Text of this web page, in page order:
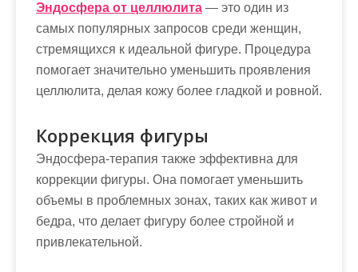
Эндосфера от целлюлита — это один из
самых популярных запросов среди женщин,
стремящихся к идеальной фигуре. Процедура
помогает значительно уменьшить проявления
целлюлита, делая кожу более гладкой и ровной.
Коррекция фигуры
Эндосфера-терапия также эффективна для
коррекции фигуры. Она помогает уменьшить
объемы в проблемных зонах, таких как живот и
бедра, что делает фигуру более стройной и
привлекательной.